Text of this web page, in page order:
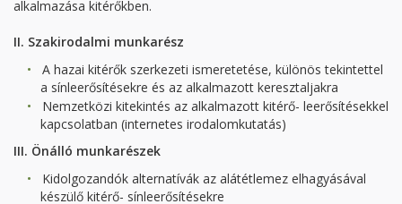
alkalmazása kitérőkben.
II. Szakirodalmi munkarész
A hazai kitérők szerkezeti ismeretetése, különös tekintettel
a sínleerősítésekre és az alkalmazott keresztaljakra
Nemzetközi kitekintés az alkalmazott kitérő- leerősítésekkel
kapcsolatban (internetes irodalomkutatás)
III. Önálló munkarészek
Kidolgozandók alternatívák az alátétlemez elhagyásával
készülő kitérő- sínleerősítésekre